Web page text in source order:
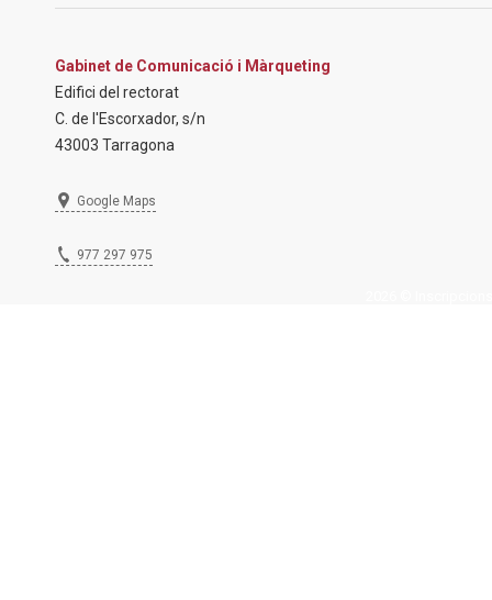
Gabinet de Comunicació i Màrqueting
Edifici del rectorat
C. de l'Escorxador, s/n
43003 Tarragona
Google Maps
977 297 975